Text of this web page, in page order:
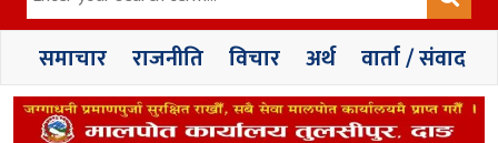
समाचार राजनीति विचार अर्थ वार्ता / संवाद